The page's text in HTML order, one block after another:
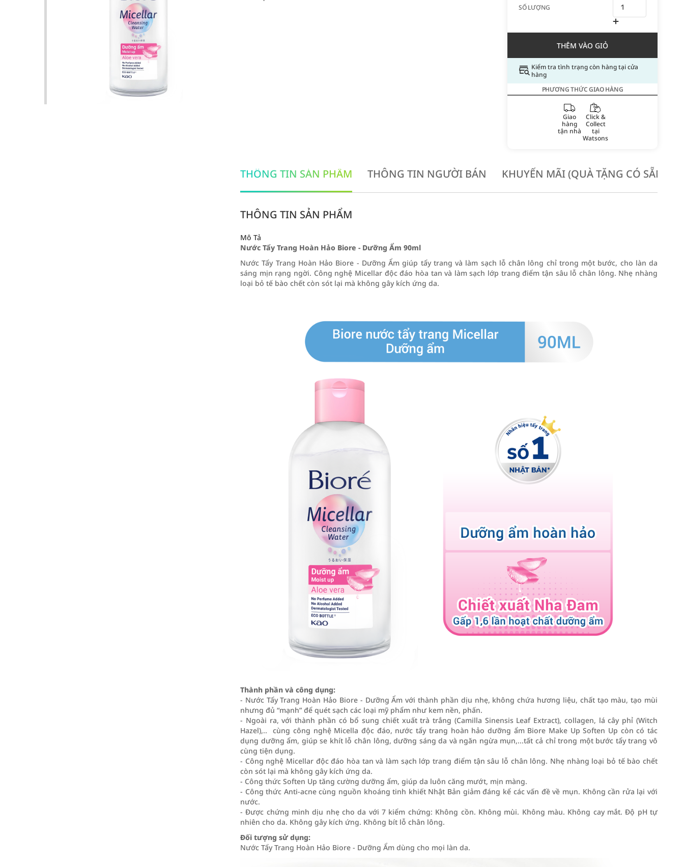
SỐ LƯỢNG
THÊM VÀO GIỎ
Kiểm tra tình trạng còn hàng tại cửa
hàng
PHƯƠNG THỨC GIAO HÀNG
Giao
hàng
tận nhà
Click &
Collect
tại
Watsons
THÔNG TIN SẢN PHẨM THÔNG TIN NGƯỜI BÁN KHUYẾN MÃI (QUÀ TẶNG CÓ SẴN
THÔNG TIN SẢN PHẨM
Mô Tả
Nước Tẩy Trang Hoàn Hảo Biore - Dưỡng Ẩm 90ml
Nước Tẩy Trang Hoàn Hảo Biore - Dưỡng Ẩm giúp tẩy trang và làm sạch lỗ chân lông chỉ trong một bước, cho làn da
sáng mịn rạng ngời. Công nghệ Micellar độc đáo hòa tan và làm sạch lớp trang điểm tận sâu lỗ chân lông. Nhẹ nhàng
loại bỏ tế bào chết còn sót lại mà không gây kích ứng da.
Thành phần và công dụng:
- Nước Tẩy Trang Hoàn Hảo Biore - Dưỡng Ẩm với thành phần dịu nhẹ, không chứa hương liệu, chất tạo màu, tạo mùi
nhưng đủ “mạnh” để quét sạch các loại mỹ phẩm như kem nền, phấn.
- Ngoài ra, với thành phần có bổ sung chiết xuất trà trắng (Camilla Sinensis Leaf Extract), collagen, lá cây phỉ (Witch
Hazel),.. cùng công nghệ Micella độc đáo, nước tẩy trang hoàn hảo dưỡng ẩm Biore Make Up Soften Up còn có tác
dụng dưỡng ẩm, giúp se khít lỗ chân lông, dưỡng sáng da và ngăn ngừa mụn,...tất cả chỉ trong một bước tẩy trang vô
cùng tiện dụng.
- Công nghệ Micellar độc đáo hòa tan và làm sạch lớp trang điểm tận sâu lỗ chân lông. Nhẹ nhàng loại bỏ tế bào chết
còn sót lại mà không gây kích ứng da.
- Công thức Soften Up tăng cường dưỡng ẩm, giúp da luôn căng mướt, mịn màng.
- Công thức Anti-acne cùng nguồn khoáng tinh khiết Nhật Bản giảm đáng kể các vấn đề về mụn. Không cần rửa lại với
nước.
- Được chứng minh dịu nhẹ cho da với 7 kiểm chứng: Không cồn. Không mùi. Không màu. Không cay mắt. Độ pH tự
nhiên cho da. Không gây kích ứng. Không bít lỗ chân lông.
Đối tượng sử dụng:
Nước Tẩy Trang Hoàn Hảo Biore - Dưỡng Ẩm dùng cho mọi làn da.